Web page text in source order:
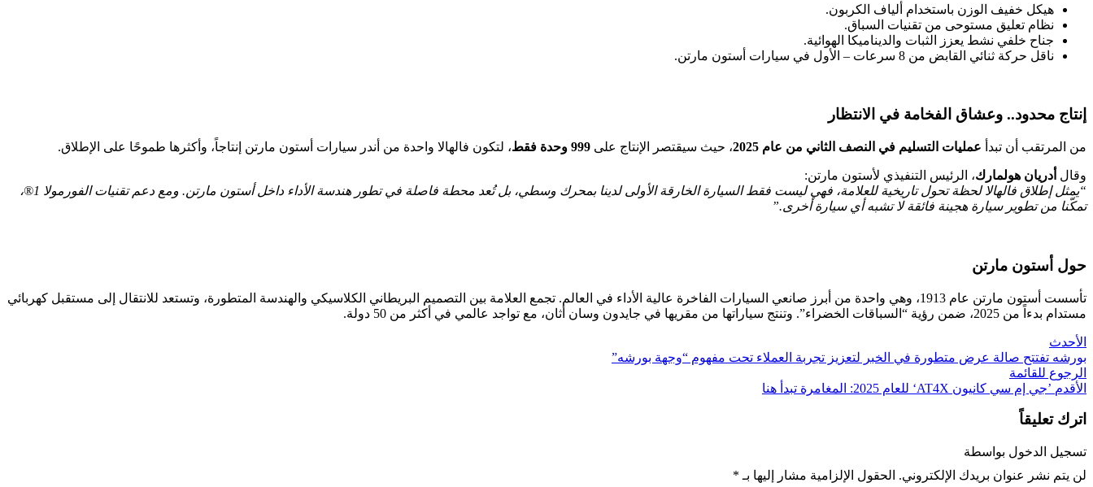
هيكل خفيف الوزن باستخدام ألياف الكربون.
نظام تعليق مستوحى من تقنيات السباق.
جناح خلفي نشط يعزز الثبات والديناميكا الهوائية.
ناقل حركة ثنائي القابض من 8 سرعات – الأول في سيارات أستون مارتن.
إنتاج محدود.. وعشاق الفخامة في الانتظار
من المرتقب أن تبدأ عمليات التسليم في النصف الثاني من عام 2025 ، حيث سيقتصر الإنتاج على 999 وحدة فقط ، لتكون فالهالا واحدة من أندر سيارات أستون مارتن إنتاجاً، وأكثرها طموحًا على الإطلاق.
وقال أدريان هولمارك، الرئيس التنفيذي لأستون مارتن:
“يمثل إطلاق فالهالا لحظة تحول تاريخية للعلامة، فهي ليست فقط السيارة الخارقة الأولى لدينا بمحرك وسطي، بل تُعد محطة فاصلة في تطور هندسة الأداء داخل أستون مارتن. ومع دعم تقنيات الفورمولا 1®،
تمكّنا من تطوير سيارة هجينة فائقة لا تشبه أي سيارة أخرى.”
حول أستون مارتن
تأسست أستون مارتن عام 1913، وهي واحدة من أبرز صانعي السيارات الفاخرة عالية الأداء في العالم. تجمع العلامة بين التصميم البريطاني الكلاسيكي والهندسة المتطورة، وتستعد للانتقال إلى مستقبل كهربائي
مستدام بدءاً من 2025، ضمن رؤية “السباقات الخضراء”. وتنتج سياراتها من مقريها في جايدون وسان أثان، مع تواجد عالمي في أكثر من 50 دولة.
الأحدث
بورشه تفتتح صالة عرض متطورة في الخبر لتعزيز تجربة العملاء تحت مفهوم “وجهة بورشه”
الرجوع للقائمة
الأقدم ’جي إم سي كانيون AT4X‘ للعام 2025: المغامرة تبدأ هنا
اترك تعليقاً
تسجيل الدخول بواسطة
لن يتم نشر عنوان بريدك الإلكتروني. الحقول الإلزامية مشار إليها بـ *